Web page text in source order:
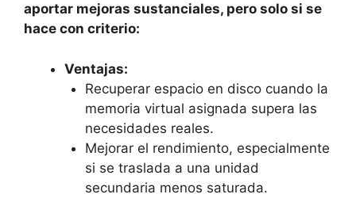
aportar mejoras sustanciales, pero solo si se
hace con criterio:
Ventajas:
Recuperar espacio en disco cuando la
memoria virtual asignada supera las
necesidades reales.
Mejorar el rendimiento, especialmente
si se traslada a una unidad
secundaria menos saturada.